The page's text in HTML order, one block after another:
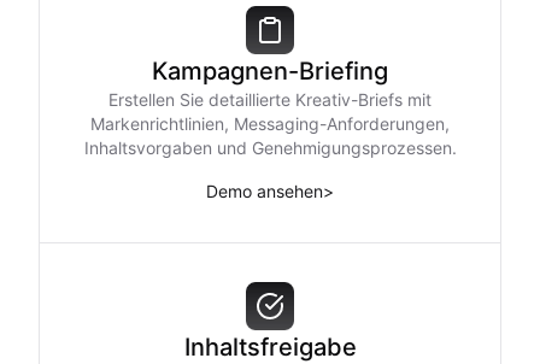
Kampagnen-Briefing
Erstellen Sie detaillierte Kreativ-Briefs mit
Markenrichtlinien, Messaging-Anforderungen,
Inhaltsvorgaben und Genehmigungsprozessen.
Demo ansehen>
Inhaltsfreigabe